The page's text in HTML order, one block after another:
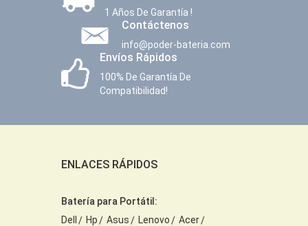
1 Años De Garantía !
Contáctenos
info@poder-bateria.com
Envíos Rápidos
100% De Garantía De
Compatibilidad!
ENLACES RÁPIDOS
Batería para Portátil:
Dell
Hp Asus Lenovo
Acer